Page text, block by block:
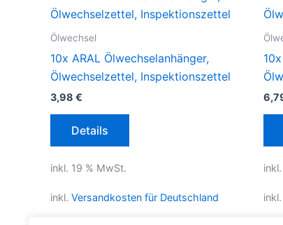
Ölwechsel
10x ARAL Ölwechselanhänger,
Ölwechselzettel, Inspektionszettel
3,98 €
Details
inkl. 19 % MwSt.
inkl. Versandkosten für Deutschland inkl.